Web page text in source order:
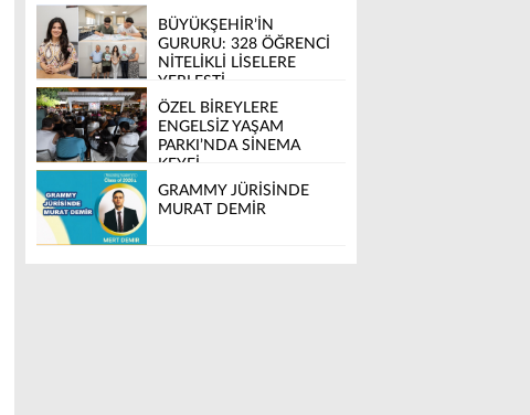
BÜYÜKŞEHİR’İN
GURURU: 328 ÖĞRENCİ
NİTELİKLİ LİSELERE
YERLEŞTİ
ÖZEL BİREYLERE
ENGELSİZ YAŞAM
PARKI’NDA SİNEMA
KEYFİ
GRAMMY JÜRİSİNDE
MURAT DEMİR